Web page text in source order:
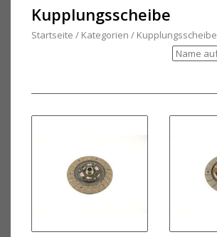
Kupplungsscheibe
Startseite / Kategorien / Kupplungsscheibe